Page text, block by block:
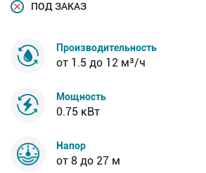
ПОД ЗАКАЗ
Производительность
от 1.5 до 12 м³/ч
Мощность
0.75 кВт
Напор
от 8 до 27 м